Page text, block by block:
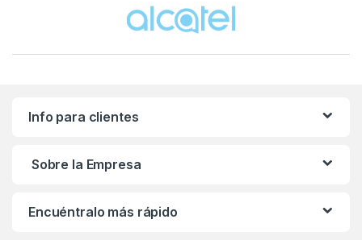
Info para clientes
Sobre la Empresa
Encuéntralo más rápido